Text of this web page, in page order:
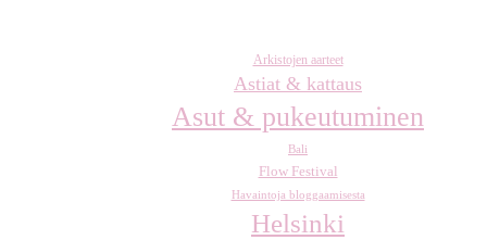
Arkistojen aarteet
Astiat & kattaus
Asut & pukeutuminen
Bali
Flow Festival
Havaintoja bloggaamisesta
Helsinki